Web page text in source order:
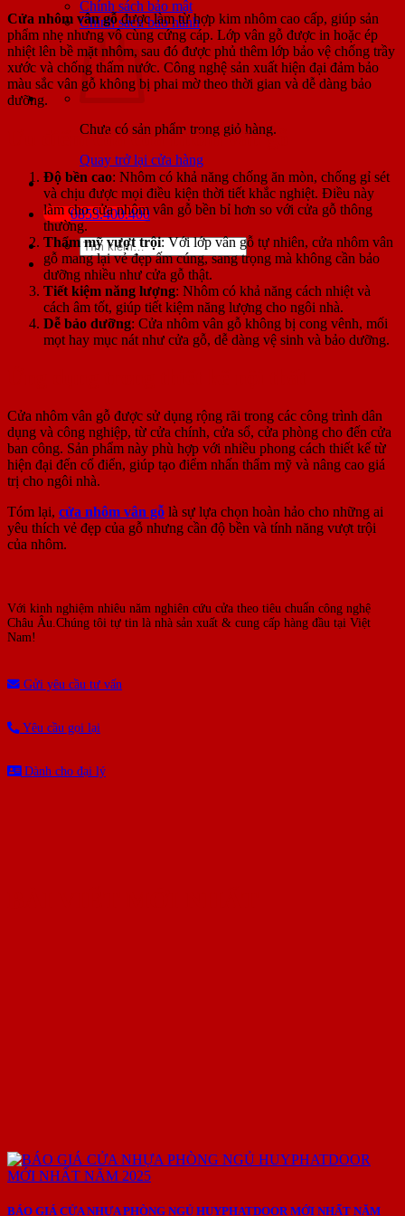
Chính sách bảo mật
Chính sách bảo hành
Chưa có sản phẩm trong giỏ hàng.
Quay trở lại cửa hàng
0853.400.400
Tìm
kiếm:
Cửa nhôm vân gỗđược làm từ hợp kim nhôm cao cấp, giúp sản
phẩm nhẹ nhưng vô cùng cứng cáp. Lớp vân gỗ được in hoặc ép
nhiệt lên bề mặt nhôm, sau đó được phủ thêm lớp bảo vệ chống trầy
xước và chống thấm nước. Công nghệ sản xuất hiện đại đảm bảo
màu sắc vân gỗ không bị phai mờ theo thời gian và dễ dàng bảo
dưỡng.
Ưu điểm của cửa nhôm vân gỗ
Độ bền cao: Nhôm có khả năng chống ăn mòn, chống gỉ sét
và chịu được mọi điều kiện thời tiết khắc nghiệt. Điều này
làm cho cửa nhôm vân gỗ bền bỉ hơn so với cửa gỗ thông
thường.
Thẩm mỹ vượt trội: Với lớp vân gỗ tự nhiên, cửa nhôm vân
gỗ mang lại vẻ đẹp ấm cúng, sang trọng mà không cần bảo
dưỡng nhiều như cửa gỗ thật.
Tiết kiệm năng lượng: Nhôm có khả năng cách nhiệt và
cách âm tốt, giúp tiết kiệm năng lượng cho ngôi nhà.
Dễ bảo dưỡng: Cửa nhôm vân gỗ không bị cong vênh, mối
mọt hay mục nát như cửa gỗ, dễ dàng vệ sinh và bảo dưỡng.
Cửa nhôm vân gỗ được sử dụng rộng rãi trong các công trình dân
dụng và công nghiệp, từ cửa chính, cửa sổ, cửa phòng cho đến cửa
ban công. Sản phẩm này phù hợp với nhiều phong cách thiết kế từ
hiện đại đến cổ điển, giúp tạo điểm nhấn thẩm mỹ và nâng cao giá
trị cho ngôi nhà.
Tóm lại, cửa nhôm vân gỗ là sự lựa chọn hoàn hảo cho những ai
yêu thích vẻ đẹp của gỗ nhưng cần độ bền và tính năng vượt trội
của nhôm.
Với kinh nghiệm nhiêu năm nghiên cứu cửa theo tiêu chuẩn công nghệ
Châu Âu.Chúng tôi tự tin là nhà sản xuất & cung cấp hàng đầu tại Việt
Nam!
Gửi yêu cầu tư vấn
Yêu cầu gọi lại
Dành cho đại lý
BÁO GIÁ CỬA NHỰA PHÒNG NGỦ HUYPHATDOOR MỚI NHẤT NĂM